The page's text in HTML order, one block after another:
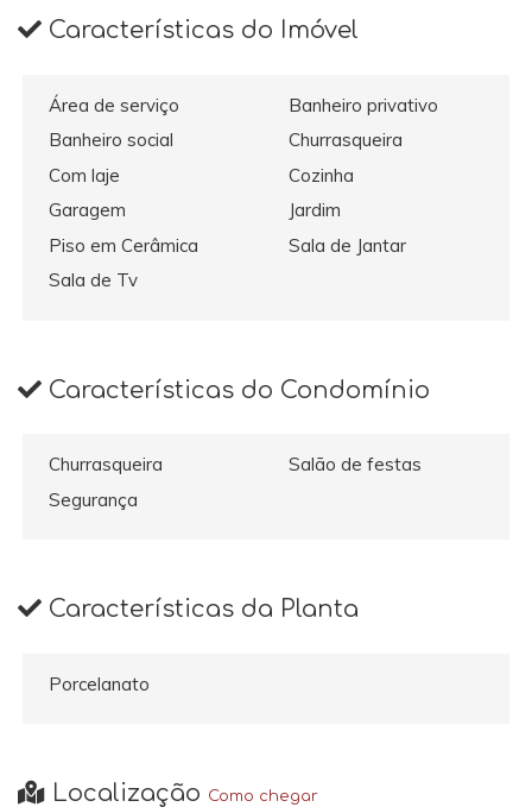
Características do Imóvel
Área de serviço
Banheiro privativo
Banheiro social
Churrasqueira
Com laje
Cozinha
Garagem
Jardim
Piso em Cerâmica
Sala de Jantar
Sala de Tv
Características do Condomínio
Churrasqueira
Salão de festas
Segurança
Características da Planta
Porcelanato
Localização Como chegar